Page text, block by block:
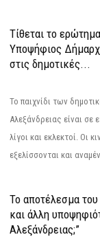
Τίθεται το
Υποψήφιος
στις δημοτικές...
Το παιχνίδι των
Αλεξάνδρειας είναι σε
λίγοι και εκλεκτοί. Οι
εξελίσσονται και
Το αποτέλεσμα του
και άλλη
Αλεξάνδρειας;”